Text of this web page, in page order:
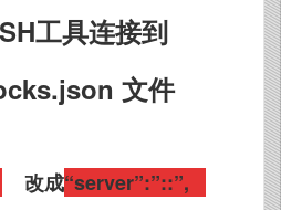
工具连接到
文件
改成“server”:”::”,